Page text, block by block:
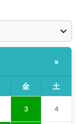
»
金 土
3 4